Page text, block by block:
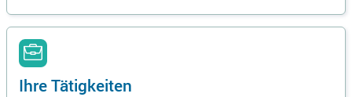
Ihre Tätigkeiten